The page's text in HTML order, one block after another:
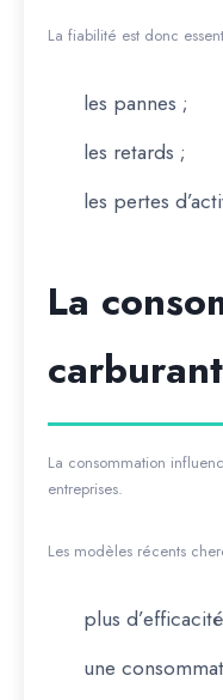
La fiabilité est donc
les pannes ;
les retards ;
les pertes
La
carburant
La consommation
entreprises.
Les modèles récents
plus
une